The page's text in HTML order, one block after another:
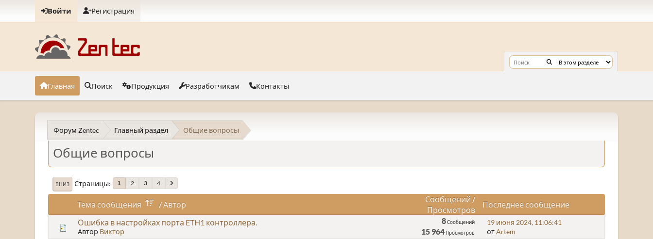
Войти Регистрация
Главная Поиск Продукция Разработчикам Контакты
Форум Zentec Главный раздел Общие вопросы
Общие вопросы
ВНИЗ Страницы 1 2 3 4
Тема сообщения / Автор
Сообщений /
Просмотров
Последнее сообщение
Ошибка в настройках порта ETH1 контроллера.
Автор Виктор
8Сообщений
15 964 Просмотров
19 июня 2024, 11:06:41
отArtem